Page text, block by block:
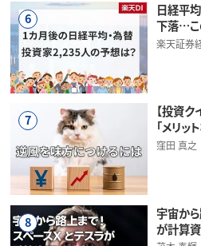
6
日経平
下落…こ
楽天証券
7
【投資ク
「メリッ
窪田 真之
8
宇宙か
が計算